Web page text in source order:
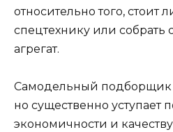
относительно того, стоит
спецтехнику или собрать
агрегат.
Самодельный подборщик
но существенно уступает
экономичности и